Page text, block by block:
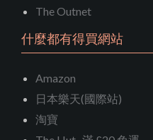
The Outnet
什麼都有得買網站
Amazon
日本樂天(國際站)
淘寶